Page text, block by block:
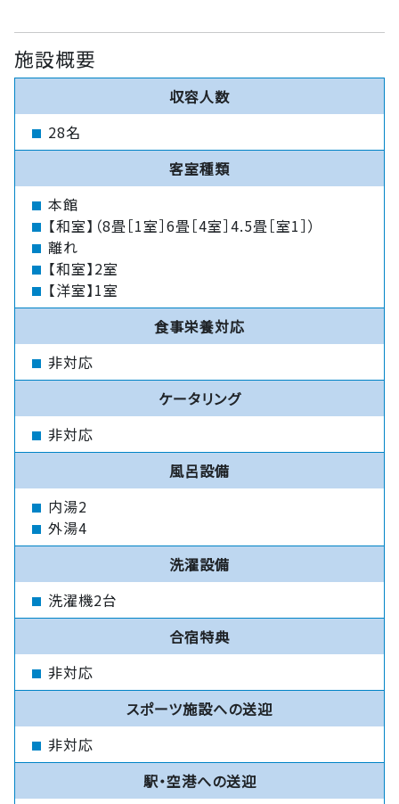
施設概要
収容人数
28名
客室種類
本館
【和室】（8畳［1室］6畳［4室］4.5畳［室1］）
離れ
【和室】2室
【洋室】1室
食事栄養対応
非対応
ケータリング
非対応
風呂設備
内湯2
外湯4
洗濯設備
洗濯機2台
合宿特典
非対応
スポーツ施設への送迎
非対応
駅・空港への送迎